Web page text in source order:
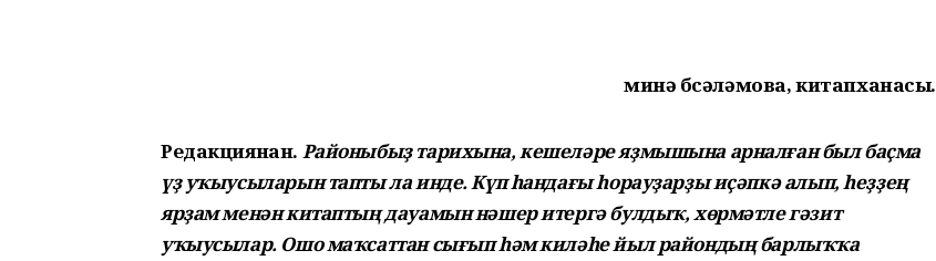
Әминә Әбсәләмова, китапханасы.
Редакциянан. Районыбыҙ тарихына, кешеләре яҙмышына арналған был баҫма
үҙ уҡыусыларын тапты ла инде. Күп һандағы һорауҙарҙы иҫәпкә алып, һеҙҙең
ярҙам менән китаптың дауамын нәшер итергә булдыҡ, хөрмәтле гәзит
уҡыусылар. Ошо маҡсаттан сығып һәм киләһе йыл райондың барлыҡҡа